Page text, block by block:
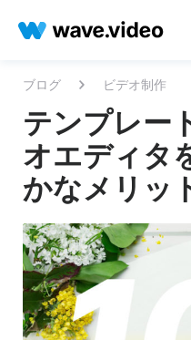
ブログ ビデオ制作
テンプレー
オエディタ
かなメリッ